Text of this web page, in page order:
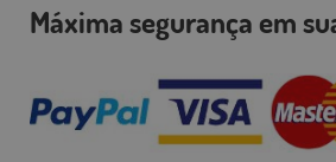
Máxima segurança em